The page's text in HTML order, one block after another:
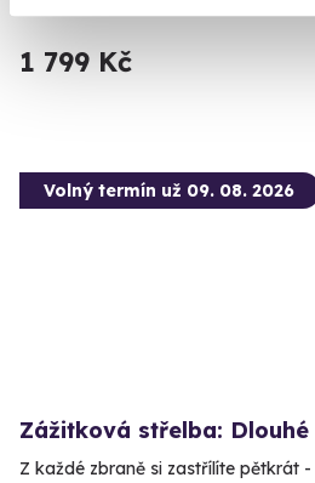
1 799 Kč
Volný termín už 09. 08. 2026
Zážitková střelba:
Z každé zbraně si zastřílíte pětkrát